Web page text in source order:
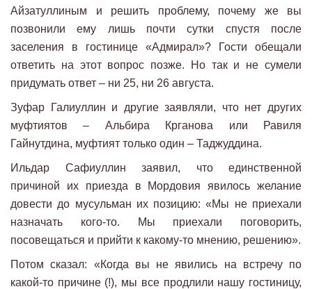
Айзатуллиным и решить проблему, почему же вы
позвонили ему лишь почти сутки спустя после
заселения в гостинице «Адмирал»? Гости обещали
ответить на этот вопрос позже. Но так и не сумели
придумать ответ – ни 25, ни 26 августа.
Зуфар Галиуллин и другие заявляли, что нет других
муфтиятов – Альбира Крганова или Равиля
Гайнутдина, муфтият только один – Таджуддина.
Ильдар Сафиуллин заявил, что единственной
причиной их приезда в Мордовия явилось желание
довести до мусульман их позицию: «Мы не приехали
назначать кого-то. Мы приехали поговорить,
посовещаться и прийти к какому-то мнению, решению».
Потом сказал: «Когда вы не явились на встречу по
какой-то причине (!), мы все продлили нашу гостиницу,